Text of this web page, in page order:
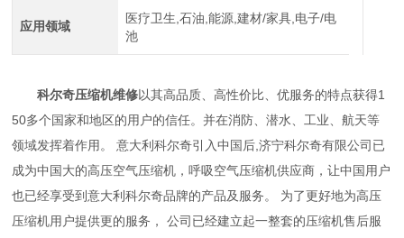
应用领域
医疗卫生,石油,能源,建材/家具,电子/电
池
科尔奇压缩机维修以其高品质、高性价比、优服务的特点获得1
50多个国家和地区的用户的信任。并在消防、潜水、工业、航天等
领域发挥着作用。 意大利科尔奇引入中国后,济宁科尔奇有限公司已
成为中国大的高压空气压缩机，呼吸空气压缩机供应商，让中国用户
也已经享受到意大利科尔奇品牌的产品及服务。 为了更好地为高压
压缩机用户提供更的服务， 公司已经建立起一整套的压缩机售后服